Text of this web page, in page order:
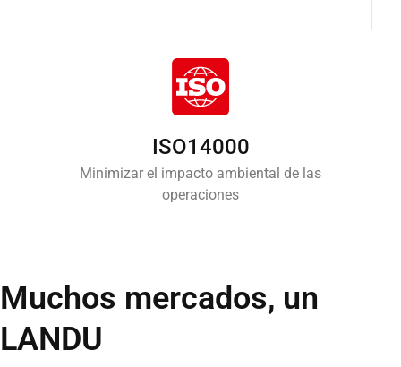
ISO14000
Minimizar el impacto ambiental de las
operaciones
Muchos mercados, un
LANDU